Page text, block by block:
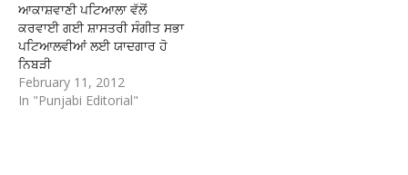
ਆਕਾਸ਼ਵਾਣੀ ਪਟਿਆਲਾ ਵੱਲੋਂ
ਕਰਵਾਈ ਗਈ ਸ਼ਾਸਤਰੀ ਸੰਗੀਤ ਸਭਾ
ਪਟਿਆਲਵੀਆਂ ਲਈ ਯਾਦਗਾਰ ਹੋ
ਨਿਬੜੀ
February 11, 2012
In "Punjabi Editorial"